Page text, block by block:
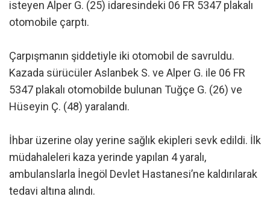
isteyen Alper G. (25) idaresindeki 06 FR 5347 plakalı
otomobile çarptı.
Çarpışmanın şiddetiyle iki otomobil de savruldu.
Kazada sürücüler Aslanbek S. ve Alper G. ile 06 FR
5347 plakalı otomobilde bulunan Tuğçe G. (26) ve
Hüseyin Ç. (48) yaralandı.
İhbar üzerine olay yerine sağlık ekipleri sevk edildi. İlk
müdahaleleri kaza yerinde yapılan 4 yaralı,
ambulanslarla İnegöl Devlet Hastanesi’ne kaldırılarak
tedavi altına alındı.